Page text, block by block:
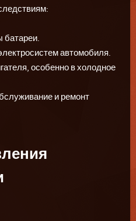
батареи.
автомобиля.
особенно в холодное
и ремонт